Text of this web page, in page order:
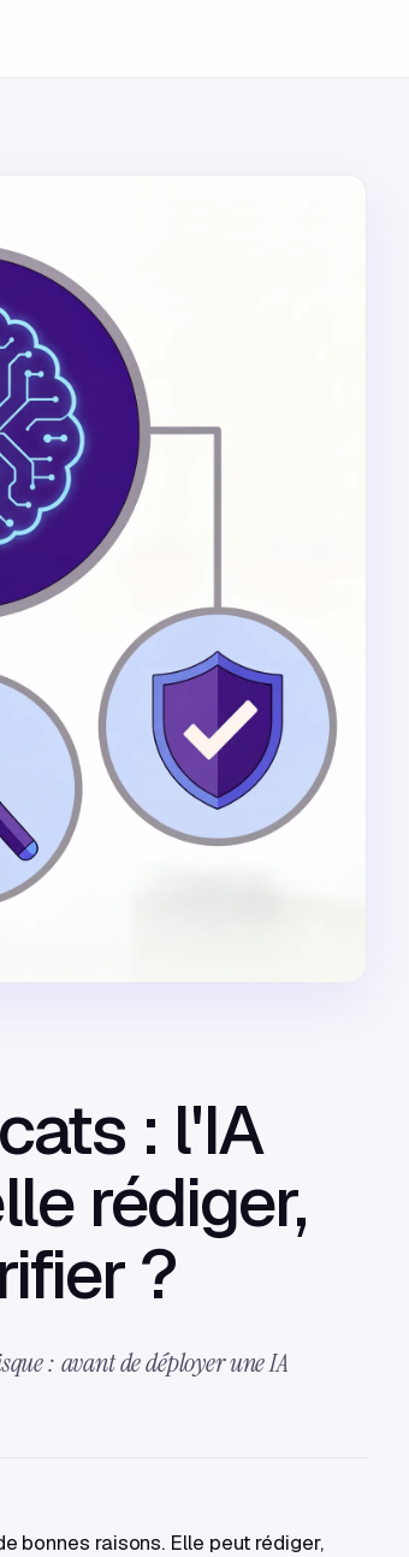
: l'IA
rédiger,
?
: avant de déployer une IA
bonnes raisons. Elle peut rédiger,